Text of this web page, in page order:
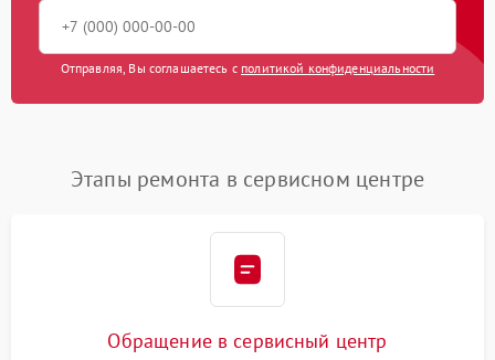
Отправляя, Вы соглашаетесь с политикой конфиденциальности
Этапы ремонта в сервисном центре
Обращение в сервисный центр